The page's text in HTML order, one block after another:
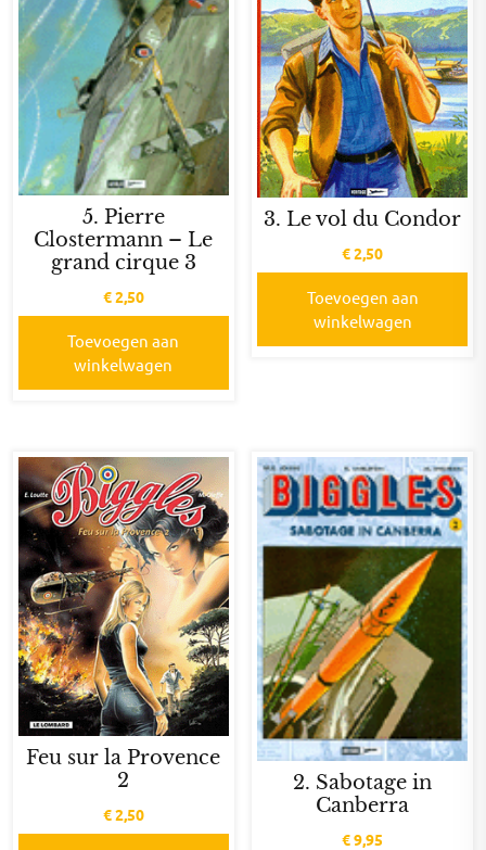
5. Pierre
Clostermann – Le
grand cirque 3
€2,50
Toevoegen aan
winkelwagen
3. Le vol du Condor
€2,50
Toevoegen aan
winkelwagen
Feu sur la Provence
2
€2,50
2. Sabotage in
Canberra
€9,95